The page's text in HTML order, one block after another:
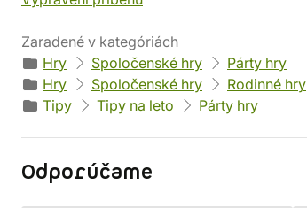
Zaradené v kategóriách
Hry
Spoločenské hry
Párty hry
Hry
Spoločenské hry
Rodinné hry
Tipy
Tipy na leto Párty hry
Odporúčame